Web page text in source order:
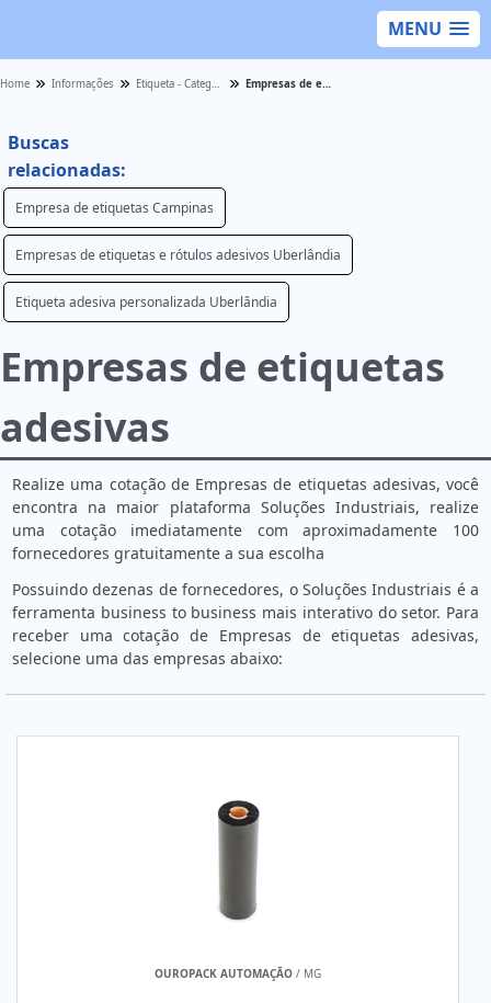
MENU
Home Informações Etiqueta - Categoria Empresas de etiquetas adesivas
Buscas
relacionadas:
Empresa de etiquetas Campinas
Empresas de etiquetas e rótulos adesivos Uberlândia
Etiqueta adesiva personalizada Uberlândia
Empresas de etiquetas
adesivas
Realize uma cotação de Empresas de etiquetas adesivas, você
encontra na maior plataforma Soluções Industriais, realize
uma cotação imediatamente com aproximadamente 100
fornecedores gratuitamente a sua escolha
Possuindo dezenas de fornecedores, o Soluções Industriais é a
ferramenta business to business mais interativo do setor. Para
receber uma cotação de Empresas de etiquetas adesivas,
selecione uma das empresas abaixo:
OUROPACK AUTOMAÇÃO / MG